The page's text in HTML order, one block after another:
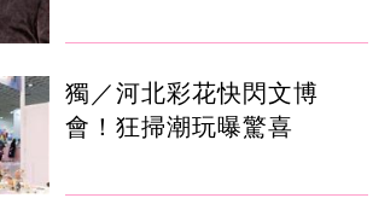
獨／河北彩花快閃文博
會！狂掃潮玩曝驚喜